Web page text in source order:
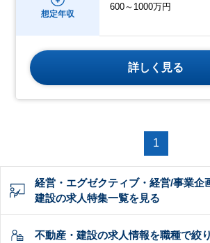
想定年収
600～1000万円
詳しく見る
1
経営・エグゼクティブ・経営/事業企
建設の求人特集一覧を見る
不動産・建設の求人情報を職種で絞